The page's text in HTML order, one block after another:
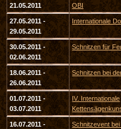
21.05.2011
OBI
27.05.2011 -
29.05.2011
Internationale
30.05.2011 -
02.06.2011
Schnitzen für
18.06.2011 -
26.06.2011
Schnitzen bei
01.07.2011 -
03.07.2011
IV. Internationale
16.07.2011 -
Schnitzevent